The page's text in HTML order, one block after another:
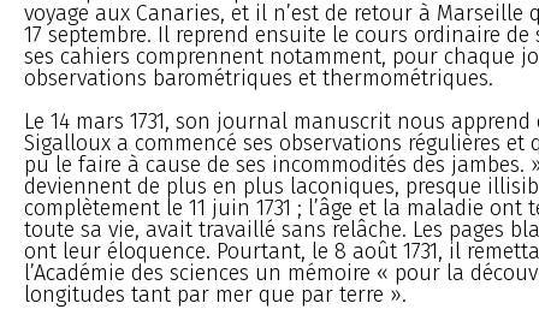
voyage aux Canaries, et il n’est de retour à Marseille
17 septembre. Il reprend ensuite le cours ordinaire de
ses cahiers comprennent notamment, pour chaque
observations barométriques et thermométriques.
Le 14 mars 1731, son journal manuscrit nous apprend
Sigalloux a commencé ses observations régulières et
pu le faire à cause de ses incommodités des jambes.
deviennent de plus en plus laconiques, presque
complètement le 11 juin 1731 ; l’âge et la maladie ont
toute sa vie, avait travaillé sans relâche. Les pages
ont leur éloquence. Pourtant, le 8 août 1731, il
l’Académie des sciences un mémoire « pour la
longitudes tant par mer que par terre ».